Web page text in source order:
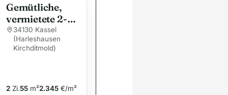
Gemütliche,
vermietete 2-
ZKB-DG-
Wohnung in
bester Lage
34130 Kassel
(Harleshausen
Kirchditmold)
2 Zi.55 m²2.345 €/m²